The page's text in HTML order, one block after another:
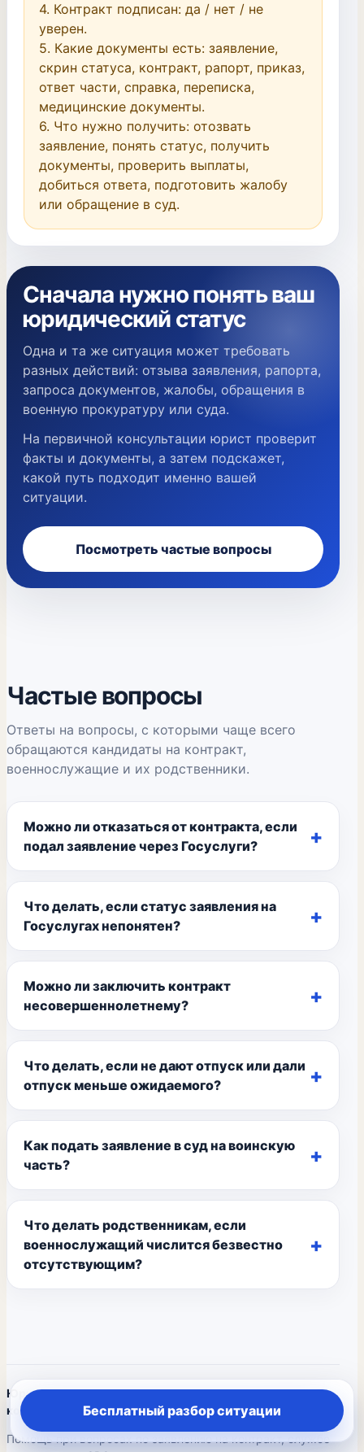
4. Контракт подписан: да / нет / не
уверен.
5. Какие документы есть: заявление,
скрин статуса, контракт, рапорт, приказ,
ответ части, справка, переписка,
медицинские документы.
6. Что нужно получить: отозвать
заявление, понять статус, получить
документы, проверить выплаты,
добиться ответа, подготовить жалобу
или обращение в суд.
Сначала нужно понять ваш
юридический статус
Одна и та же ситуация может требовать
разных действий: отзыва заявления, рапорта,
запроса документов, жалобы, обращения в
военную прокуратуру или суда.
На первичной консультации юрист проверит
факты и документы, а затем подскажет,
какой путь подходит именно вашей
ситуации.
Посмотреть частые вопросы
Частые вопросы
Ответы на вопросы, с которыми чаще всего
обращаются кандидаты на контракт,
военнослужащие и их родственники.
Можно ли отказаться от контракта, если
подал заявление через Госуслуги?
Что делать, если статус заявления на
Госуслугах непонятен?
Можно ли заключить контракт
несовершеннолетнему?
Что делать, если не дают отпуск или дали
отпуск меньше ожидаемого?
Как подать заявление в суд на воинскую
часть?
Что делать родственникам, если
военнослужащий числится безвестно
отсутствующим?
Юридическая помощь по военному праву и службе по
контракту
Помощь при вопросах по заявлению на контракт, службе
Бесплатный разбор ситуации